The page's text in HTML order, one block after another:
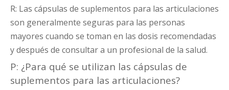
R: Las cápsulas de suplementos para las articulaciones
son generalmente seguras para las personas
mayores cuando se toman en las dosis recomendadas
y después de consultar a un profesional de la salud.
P: ¿Para qué se utilizan las cápsulas de
suplementos para las articulaciones?